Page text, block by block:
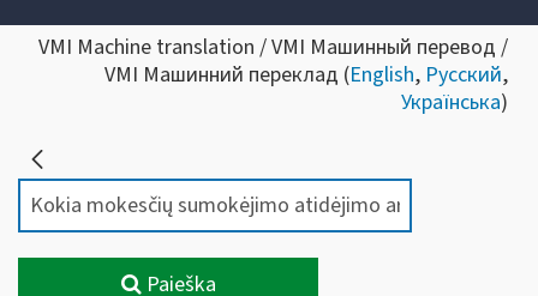
VMI Machine translation / VMI Машинный перевод /
VMI Машинний переклад (English, Русский,
Українська)
Paieška